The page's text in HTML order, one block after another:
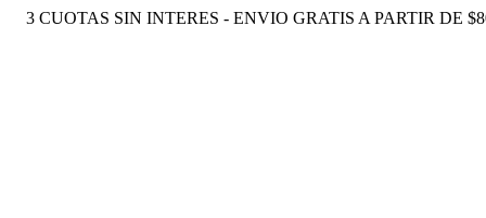
3 CUOTAS SIN INTERES - ENVIO GRATIS A PARTIR DE